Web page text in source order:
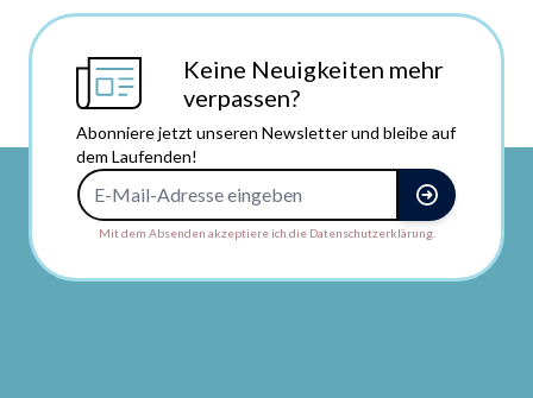
Keine Neuigkeiten mehr
verpassen?
Abonniere jetzt unseren Newsletter und bleibe auf
dem Laufenden!
Mit dem Absenden akzeptiere ich die Datenschutzerklärung.